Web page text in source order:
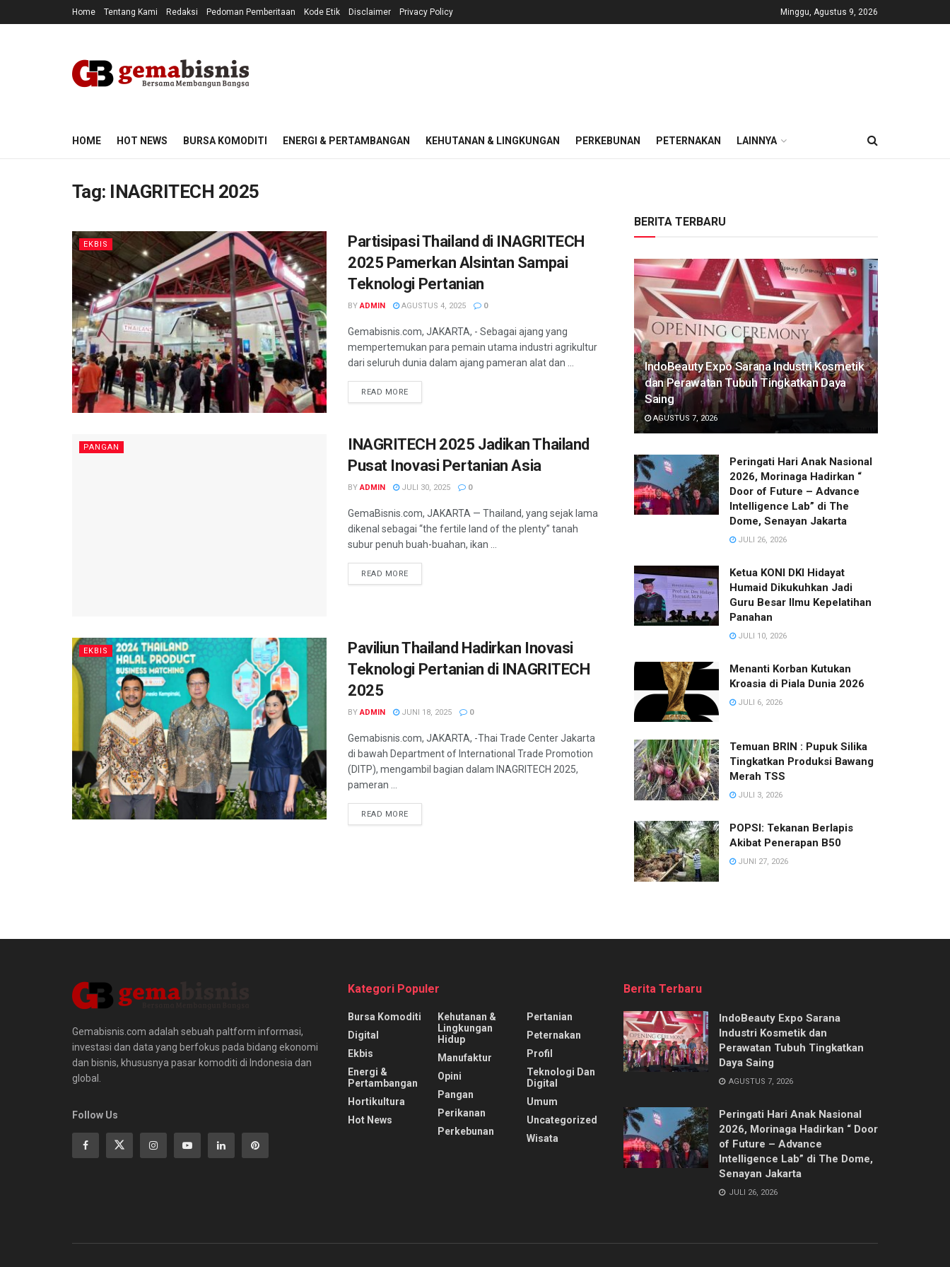
Home Tentang Kami Redaksi Pedoman Pemberitaan Kode Etik Disclaimer Privacy Policy Minggu, Agustus 9, 2026
HOME HOT NEWS BURSA KOMODITI ENERGI & PERTAMBANGAN KEHUTANAN & LINGKUNGAN PERKEBUNAN PETERNAKAN LAINNYA
Tag: INAGRITECH 2025
EKBIS
Partisipasi Thailand di INAGRITECH
2025 Pamerkan Alsintan Sampai
Teknologi Pertanian
BY ADMIN AGUSTUS 4, 2025 0
Gemabisnis.com, JAKARTA, - Sebagai ajang yang
mempertemukan para pemain utama industri agrikultur
dari seluruh dunia dalam ajang pameran alat dan ...
READ MORE
PANGAN
INAGRITECH 2025 Jadikan Thailand
Pusat Inovasi Pertanian Asia
BY ADMIN JULI 30, 2025 0
GemaBisnis.com, JAKARTA — Thailand, yang sejak lama
dikenal sebagai “the fertile land of the plenty” tanah
subur penuh buah-buahan, ikan ...
READ MORE
EKBIS
Paviliun Thailand Hadirkan Inovasi
Teknologi Pertanian di INAGRITECH
2025
BY ADMIN JUNI 18, 2025 0
Gemabisnis.com, JAKARTA, -Thai Trade Center Jakarta
di bawah Department of International Trade Promotion
(DITP), mengambil bagian dalam INAGRITECH 2025,
pameran ...
READ MORE
BERITA TERBARU
IndoBeauty Expo Sarana Industri Kosmetik
dan Perawatan Tubuh Tingkatkan Daya
Saing
AGUSTUS 7, 2026
Peringati Hari Anak Nasional
2026, Morinaga Hadirkan “
Door of Future – Advance
Intelligence Lab” di The
Dome, Senayan Jakarta
JULI 26, 2026
Ketua KONI DKI Hidayat
Humaid Dikukuhkan Jadi
Guru Besar Ilmu Kepelatihan
Panahan
JULI 10, 2026
Menanti Korban Kutukan
Kroasia di Piala Dunia 2026
JULI 6, 2026
Temuan BRIN : Pupuk Silika
Tingkatkan Produksi Bawang
Merah TSS
JULI 3, 2026
POPSI: Tekanan Berlapis
Akibat Penerapan B50
JUNI 27, 2026
Gemabisnis.com adalah sebuah paltform informasi,
investasi dan data yang berfokus pada bidang ekonomi
dan bisnis, khususnya pasar komoditi di Indonesia dan
global.
Follow Us
Kategori Populer
Bursa Komoditi
Digital
Ekbis
Energi &
Pertambangan
Hortikultura
Hot News
Kehutanan &
Lingkungan
Hidup
Manufaktur
Opini
Pangan
Perikanan
Perkebunan
Pertanian
Peternakan
Profil
Teknologi Dan
Digital
Umum
Uncategorized
Wisata
Berita Terbaru
IndoBeauty Expo Sarana
Industri Kosmetik dan
Perawatan Tubuh Tingkatkan
Daya Saing
AGUSTUS 7, 2026
Peringati Hari Anak Nasional
2026, Morinaga Hadirkan “ Door
of Future – Advance
Intelligence Lab” di The Dome,
Senayan Jakarta
JULI 26, 2026